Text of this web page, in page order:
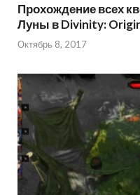
Прохождение всех
Луны в Divinity:
Октябрь 8, 2017